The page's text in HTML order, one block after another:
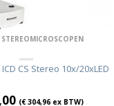
STEREOMICROSCOPEN
CS Stereo 10x/20xLED
(€304,96 ex BTW)